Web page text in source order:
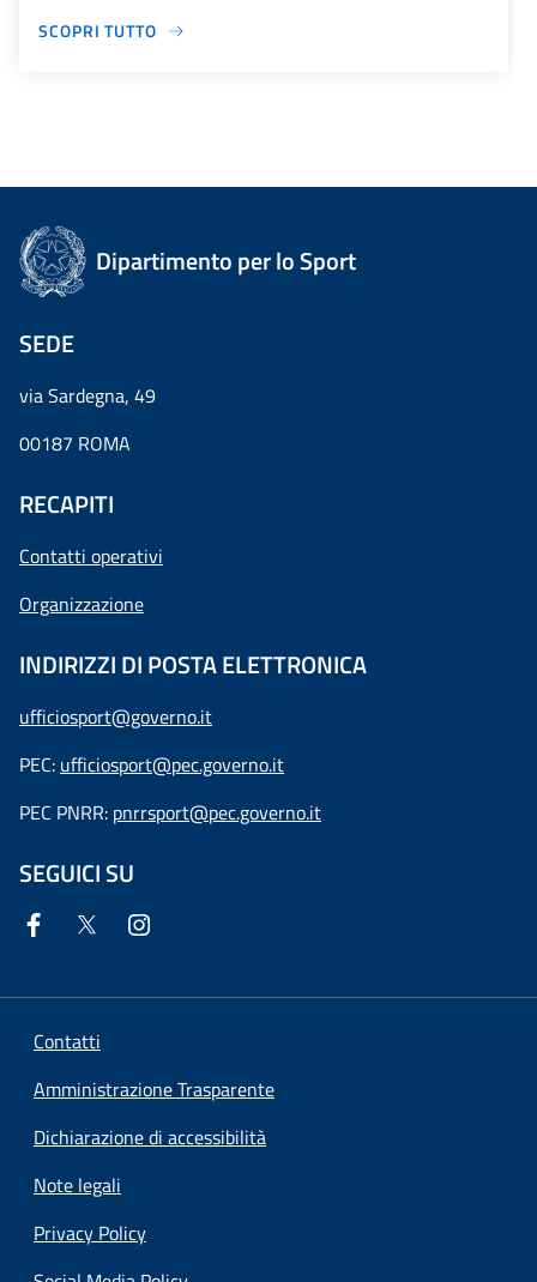
SCOPRI TUTTO
Dipartimento per lo Sport
SEDE
via Sardegna, 49
00187 ROMA
RECAPITI
Contatti operativi
Organizzazione
INDIRIZZI DI POSTA ELETTRONICA
ufficiosport@governo.it
PEC: ufficiosport@pec.governo.it
PEC PNRR: pnrrsport@pec.governo.it
SEGUICI SU
Contatti
Amministrazione Trasparente
Dichiarazione di accessibilità
Note legali
Privacy Policy